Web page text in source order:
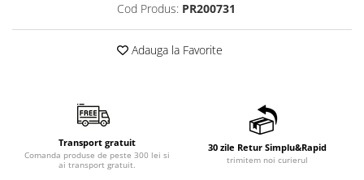
Cod Produs: PR200731
Adauga la Favorite
Transport gratuit
Comanda produse de peste 300 lei si
ai transport gratuit.
30 zile Retur Simplu&Rapid
trimitem noi curierul